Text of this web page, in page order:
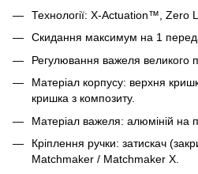
Технології: X-Actuation™, Zero
Скидання максимум на 1
Регулювання важеля великого
Матеріал корпусу: верхня
кришка з композиту.
Матеріал важеля: алюміній на
Кріплення ручки: затискач
Matchmaker / Matchmaker X.